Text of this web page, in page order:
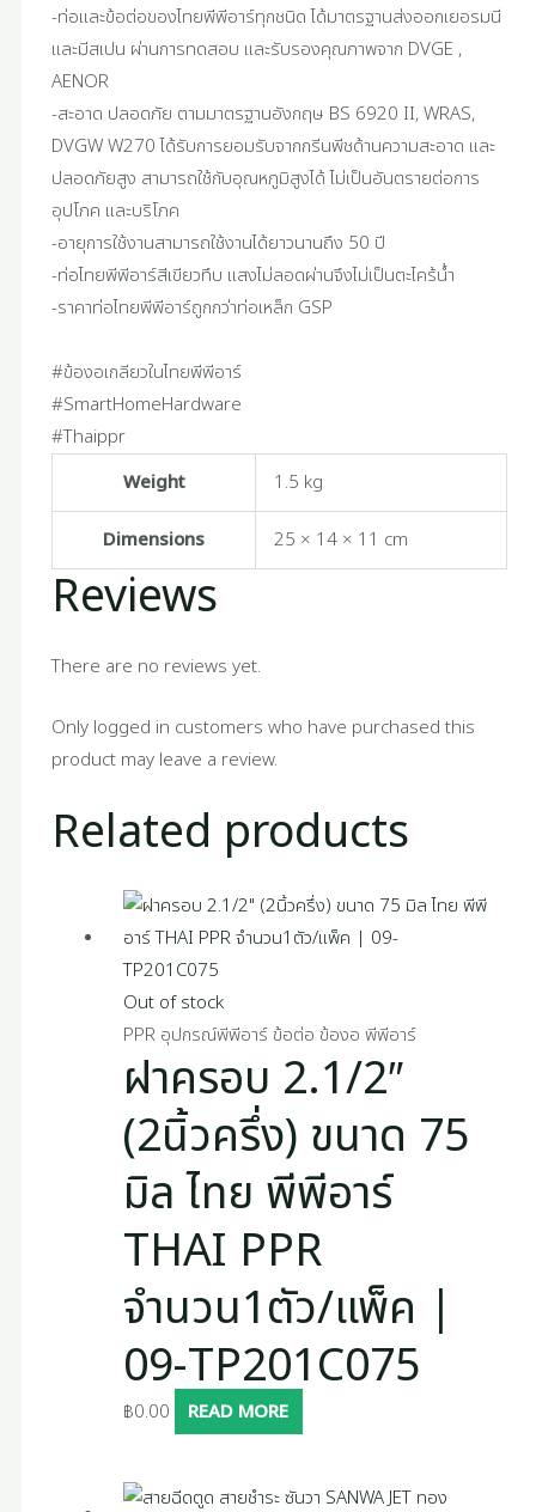
-ท่อและข้อต่อของไทยพีพีอาร์ทุกชนิด ได้มาตรฐานส่งออกเยอรมนี
และมีสเปน ผ่านการทดสอบ และรับรองคุณภาพจาก DVGE ,
AENOR
-สะอาด ปลอดภัย ตามมาตรฐานอังกฤษ BS 6920 II, WRAS,
DVGW W270 ได้รับการยอมรับจากกรีนพีชด้านความสะอาด และ
ปลอดภัยสูง สามารถใช้กับอุณหภูมิสูงได้ ไม่เป็นอันตรายต่อการ
อุปโภค และบริโภค
-อายุการใช้งานสามารถใช้งานได้ยาวนานถึง 50 ปี
-ท่อไทยพีพีอาร์สีเขียวทึบ แสงไม่ลอดผ่านจึงไม่เป็นตะไคร้น้ำ
-ราคาท่อไทยพีพีอาร์ถูกกว่าท่อเหล็ก GSP
#ข้องอเกลียวในไทยพีพีอาร์
#SmartHomeHardware
#Thaippr
Weight
1.5 kg
Dimensions 25 × 14 × 11 cm
Reviews
There are no reviews yet.
Only logged in customers who have purchased this
product may leave a review.
Related products
Out of stock
PPR อุปกรณ์พีพีอาร์ ข้อต่อ ข้องอ พีพีอาร์
ฝาครอบ 2.1/2″
(2นิ้วครึ่ง) ขนาด 75
มิล ไทย พีพีอาร์
THAI PPR
จำนวน1ตัว/แพ็ค |
09-TP201C075
฿0.00 READ MORE